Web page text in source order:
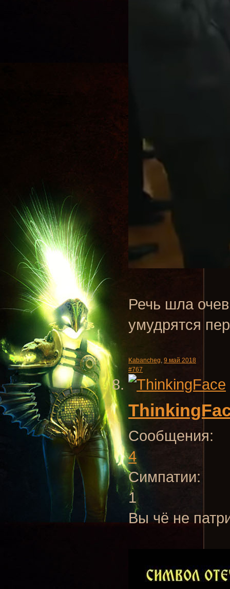
Речь шла
умудрятся
Kabancheg, 9 май 2018
#767
Сообщения:
4
Симпатии:
1
Вы чё не